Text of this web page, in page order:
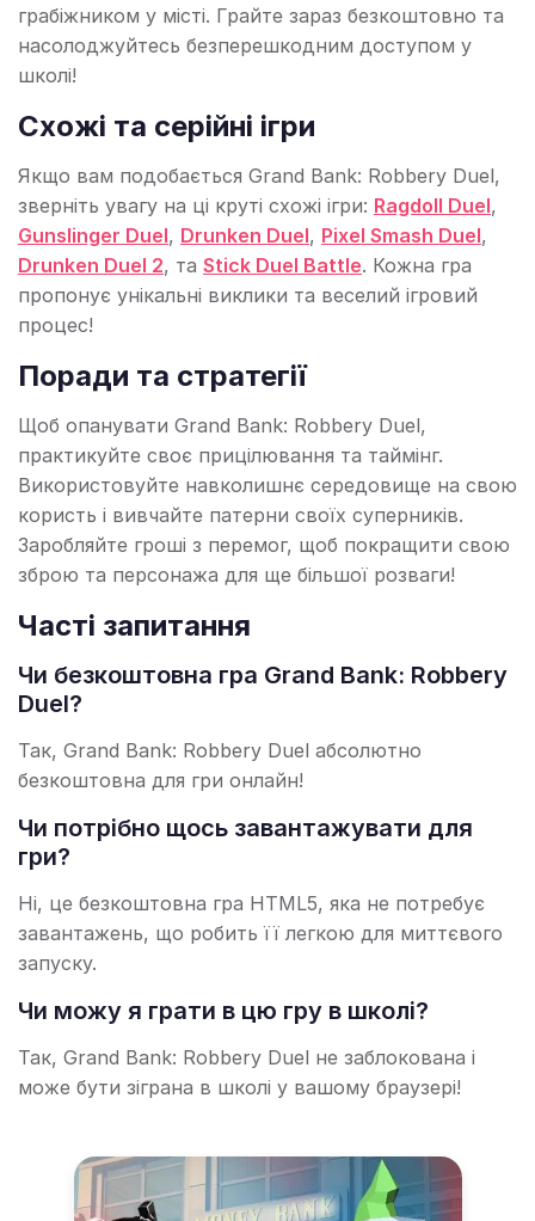
грабіжником у місті. Грайте зараз безкоштовно та
насолоджуйтесь безперешкодним доступом у
школі!
Схожі та серійні ігри
Якщо вам подобається Grand Bank: Robbery Duel,
зверніть увагу на ці круті схожі ігри: Ragdoll Duel,
Gunslinger Duel, Drunken Duel, Pixel Smash Duel,
Drunken Duel 2, та Stick Duel Battle. Кожна гра
пропонує унікальні виклики та веселий ігровий
процес!
Поради та стратегії
Щоб опанувати Grand Bank: Robbery Duel,
практикуйте своє прицілювання та таймінг.
Використовуйте навколишнє середовище на свою
користь і вивчайте патерни своїх суперників.
Заробляйте гроші з перемог, щоб покращити свою
зброю та персонажа для ще більшої розваги!
Часті запитання
Чи безкоштовна гра Grand Bank: Robbery
Duel?
Так, Grand Bank: Robbery Duel абсолютно
безкоштовна для гри онлайн!
Чи потрібно щось завантажувати для
гри?
Ні, це безкоштовна гра HTML5, яка не потребує
завантажень, що робить її легкою для миттєвого
запуску.
Чи можу я грати в цю гру в школі?
Так, Grand Bank: Robbery Duel не заблокована і
може бути зіграна в школі у вашому браузері!